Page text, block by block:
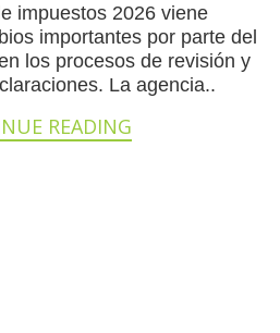
impuestos 2026 viene
importantes por parte del
los procesos de revisión y
La agencia..
READING